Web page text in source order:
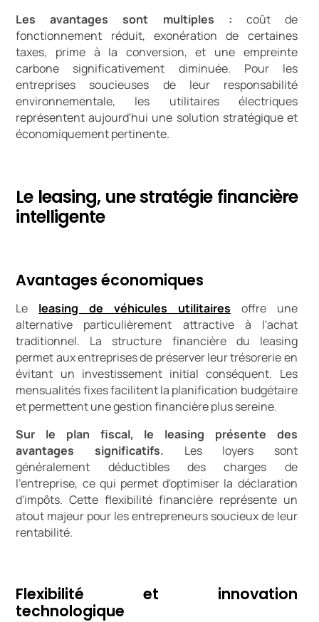
Les avantages sont multiples : coût de
fonctionnement réduit, exonération de certaines
taxes, prime à la conversion, et une empreinte
carbone significativement diminuée. Pour les
entreprises soucieuses de leur responsabilité
environnementale, les utilitaires électriques
représentent aujourd'hui une solution stratégique et
économiquement pertinente.
Le leasing, une stratégie financière
intelligente
Avantages économiques
Le leasing de véhicules utilitaires offre une
alternative particulièrement attractive à l'achat
traditionnel. La structure financière du leasing
permet aux entreprises de préserver leur trésorerie en
évitant un investissement initial conséquent. Les
mensualités fixes facilitent la planification budgétaire
et permettent une gestion financière plus sereine.
Sur le plan fiscal, le leasing présente des
avantages significatifs. Les loyers sont
généralement déductibles des charges de
l'entreprise, ce qui permet d'optimiser la déclaration
d'impôts. Cette flexibilité financière représente un
atout majeur pour les entrepreneurs soucieux de leur
rentabilité.
Flexibilité et innovation
technologique